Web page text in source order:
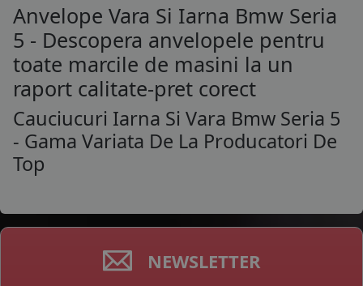
Anvelope Vara Si Iarna Bmw Seria
5 - Descopera anvelopele pentru
toate marcile de masini la un
raport calitate-pret corect
Cauciucuri Iarna Si Vara Bmw Seria 5
- Gama Variata De La Producatori De
Top
NEWSLETTER